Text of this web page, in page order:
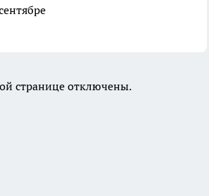
странице отключены.